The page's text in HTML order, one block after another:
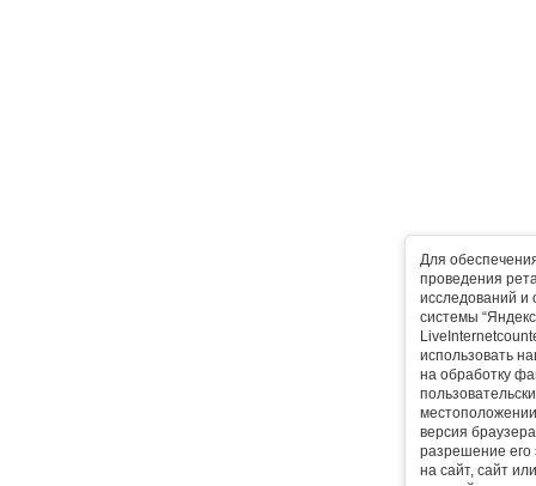
Для
проведения
исследований и
системы
использовать
на обработку
версия
разрешение его
на сайт, сайт